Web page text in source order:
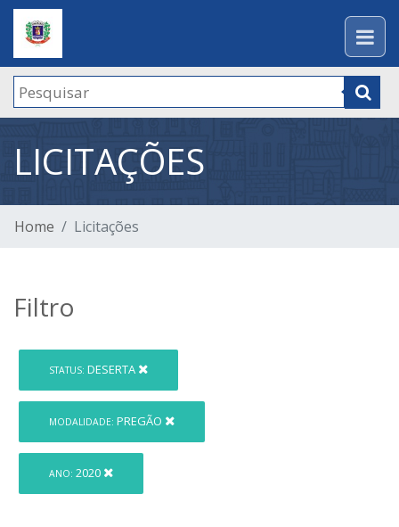
LICITAÇÕES
Home Licitações
Filtro
STATUS: DESERTA
MODALIDADE: PREGÃO
ANO: 2020